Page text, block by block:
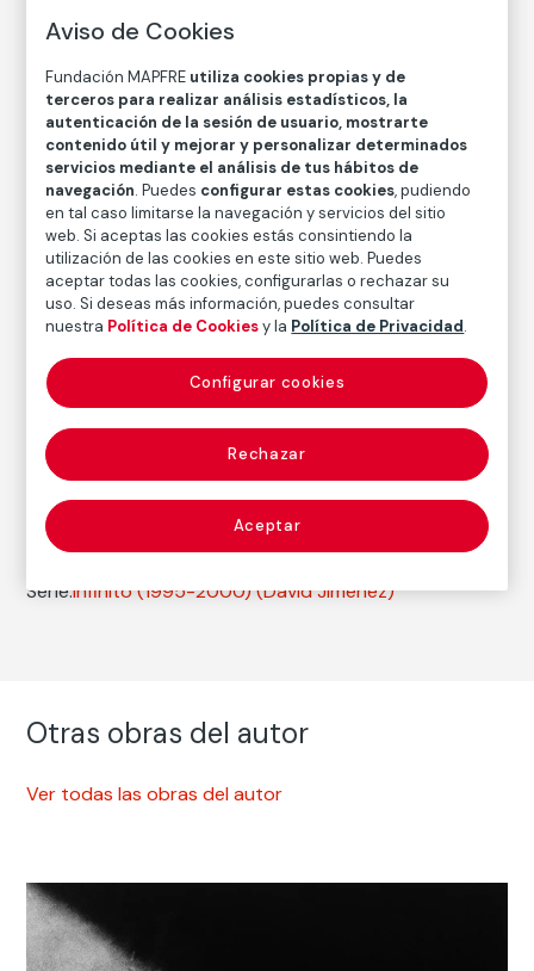
Técnica
Impresión digital con tintas de pigmentos sobre papel
de algodón
Medidas
Medidas mancha: 41 × 31 cm
Medidas papel: 52,9 × 42,4 cm
Inventario
FM002271
Fecha
1994/2000
Autor
David Jiménez
Nacimiento: Alcalá de Guadaira (Sevilla), 1970
Fotografía
Serie:Infinito (1995-2000)(David Jiménez)
Otras obras del autor
Ver todas las obras del autor
Aviso de Cookies
Fundación MAPFRE utiliza cookies propias y de
terceros para realizar análisis estadísticos, la
autenticación de la sesión de usuario, mostrarte
contenido útil y mejorar y personalizar determinados
servicios mediante el análisis de tus hábitos de
navegación. Puedes configurar estas cookies, pudiendo
en tal caso limitarse la navegación y servicios del sitio
web. Si aceptas las cookies estás consintiendo la
utilización de las cookies en este sitio web. Puedes
aceptar todas las cookies, configurarlas o rechazar su
uso. Si deseas más información, puedes consultar
nuestra Política de Cookiesy la Política de Privacidad.
Rechazar
Aceptar
Configurar cookies